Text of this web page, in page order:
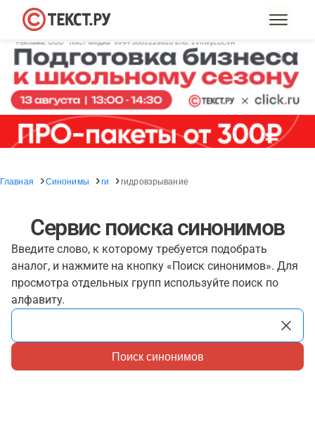
Главная Синонимы ги гидровзрывание
Сервис поиска синонимов
Введите слово, к которому требуется подобрать
аналог, и нажмите на кнопку «Поиск синонимов». Для
просмотра отдельных групп используйте поиск по
алфавиту.
Поиск синонимов